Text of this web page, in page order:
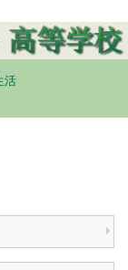
活